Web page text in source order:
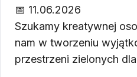
📅 11.06.2026
Szukamy kreatywnej
nam w tworzeniu
przestrzeni zielonych